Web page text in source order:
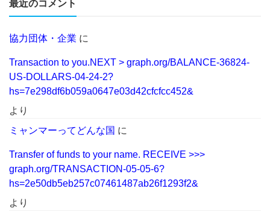
最近のコメント
協力団体・企業 に
Transaction to you.NEXT > graph.org/BALANCE-36824-
US-DOLLARS-04-24-2?
hs=7e298df6b059a0647e03d42cfcfcc452&
より
ミャンマーってどんな国 に
Transfer of funds to your name. RECEIVE >>>
graph.org/TRANSACTION-05-05-6?
hs=2e50db5eb257c07461487ab26f1293f2&
より